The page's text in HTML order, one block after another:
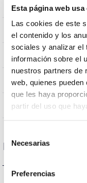
Esta página web usa
Las cookies de este
el contenido y los
sociales y analizar el
información sobre el
nuestros partners de
web, quienes
que les haya
partir del uso que
de Necesarias
Preferencias
Peso
Dimensiones
Posición de
Empalmable
Iluminación
Datos ópticos
Temperatura de